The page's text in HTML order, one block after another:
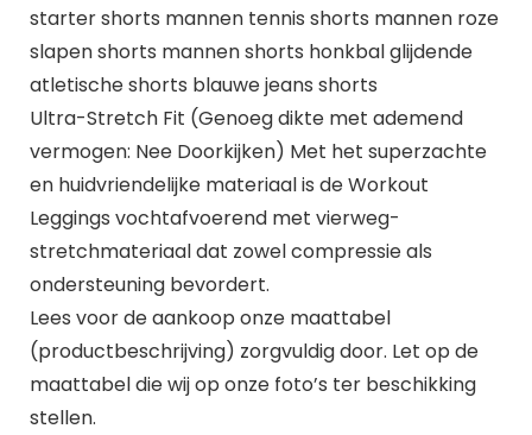
starter shorts mannen tennis shorts mannen roze
slapen shorts mannen shorts honkbal glijdende
atletische shorts blauwe jeans shorts
Ultra-Stretch Fit (Genoeg dikte met ademend
vermogen: Nee Doorkijken) Met het superzachte
en huidvriendelijke materiaal is de Workout
Leggings vochtafvoerend met vierweg-
stretchmateriaal dat zowel compressie als
ondersteuning bevordert.
Lees voor de aankoop onze maattabel
(productbeschrijving) zorgvuldig door. Let op de
maattabel die wij op onze foto’s ter beschikking
stellen.